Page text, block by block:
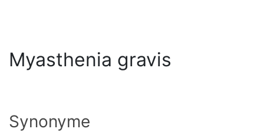
Myasthenia gravis
Synonyme